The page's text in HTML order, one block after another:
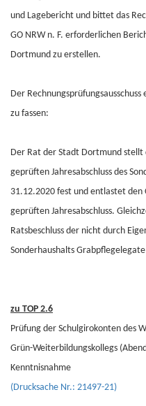
und Lagebericht und bittet das
GO NRW n. F. erforderlichen
Dortmund zu erstellen.
Der
zu fassen:
Der Rat der Stadt Dortmund stellt
geprüften Jahresabschluss des
31.12.2020 fest und entlastet
geprüften Jahresabschluss.
Ratsbeschluss der nicht durch
Sonderhaushalts
zu TOP 2.6
Prüfung der Schulgirokonten des
Grün-Weiterbildungskollegs
Kenntnisnahme
(Drucksache Nr.: 21497-21)